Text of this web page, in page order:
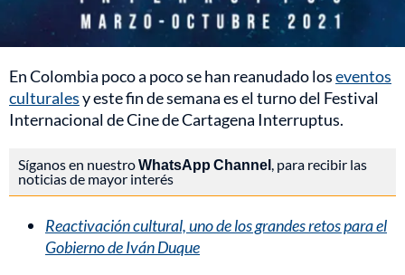
En Colombia poco a poco se han reanudado loseventos
culturalesy este fin de semana es el turno del Festival
Internacional de Cine de Cartagena Interruptus.
Síganos en nuestroWhatsApp Channel , para recibir las
noticias de mayor interés
Reactivación cultural, uno de los grandes retos para el
Gobierno de Iván Duque